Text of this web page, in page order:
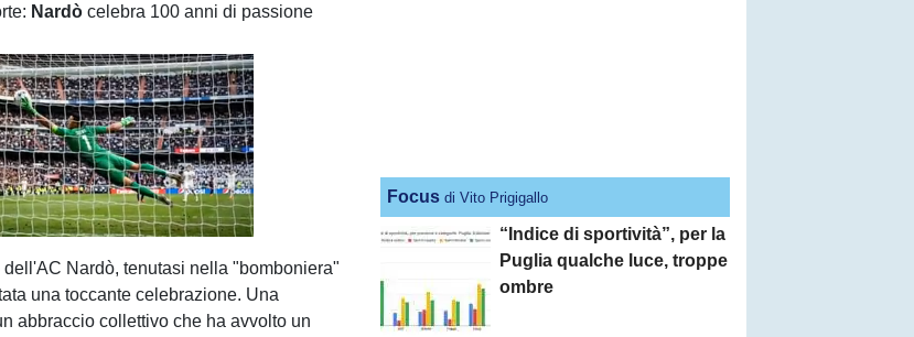
Nardò celebra 100 anni di passione
Loaded:
100.00%
dell'AC Nardò, tenutasi nella "bomboniera"
una toccante celebrazione. Una
abbraccio collettivo che ha avvolto un
Focus di Vito Prigigallo
“Indice di sportività”, per la
Puglia qualche luce, troppe
ombre